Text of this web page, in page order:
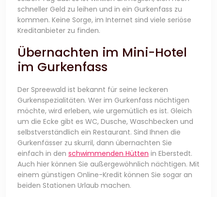
schneller Geld zu leihen und in ein Gurkenfass zu
kommen. Keine Sorge, im Internet sind viele seriöse
Kreditanbieter zu finden.
Übernachten im Mini-Hotel
im Gurkenfass
Der Spreewald ist bekannt für seine leckeren
Gurkenspezialitäten. Wer im Gurkenfass nächtigen
möchte, wird erleben, wie urgemütlich es ist. Gleich
um die Ecke gibt es WC, Dusche, Waschbecken und
selbstverständlich ein Restaurant. Sind Ihnen die
Gurkenfässer zu skurril, dann übernachten Sie
einfach in den schwimmenden Hütten in Eberstedt.
Auch hier können Sie außergewöhnlich nächtigen. Mit
einem günstigen Online-Kredit können Sie sogar an
beiden Stationen Urlaub machen.